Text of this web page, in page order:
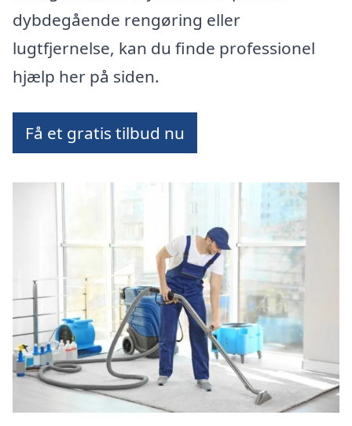
dybdegående rengøring eller
lugtfjernelse, kan du finde professionel
hjælp her på siden.
Få et gratis tilbud nu